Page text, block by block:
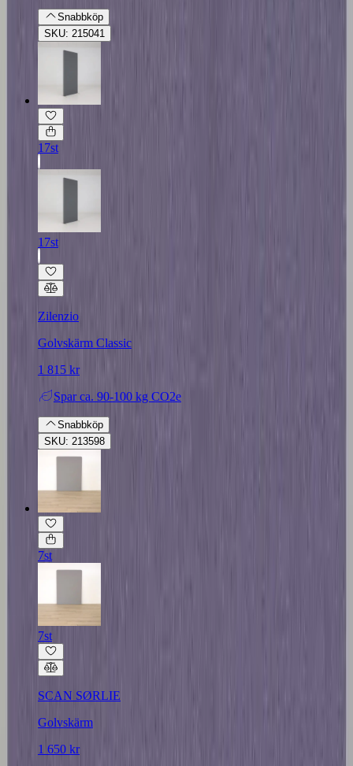
Snabbköp
SKU: 215041
17st
17st
Zilenzio
Golvskärm Classic
1 815 kr
Spar ca. 90-100 kg CO2e
Snabbköp
SKU: 213598
7st
7st
SCAN SØRLIE
Golvskärm
1 650 kr